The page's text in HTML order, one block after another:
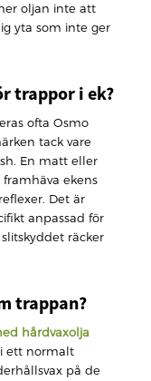
oljan inte att
yta som inte ger
trappor i ek?
ofta Osmo
tack vare
En matt eller
ekens
Det är
anpassad för
räcker
trappan?
hårdvaxolja
ett normalt
på de